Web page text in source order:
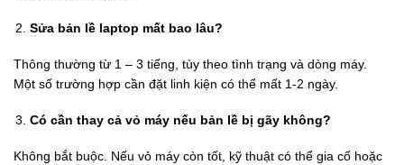
Sửa bản lề laptop mất bao lâu?
Thông thường từ 1 – 3 tiếng, tùy theo tình trạng và dòng máy.
Một số trường hợp cần đặt linh kiện có thể mất 1-2 ngày.
Có cần thay cả vỏ máy nếu bản lề bị gãy không?
Không bắt buộc. Nếu vỏ máy còn tốt, kỹ thuật có thể gia cố hoặc